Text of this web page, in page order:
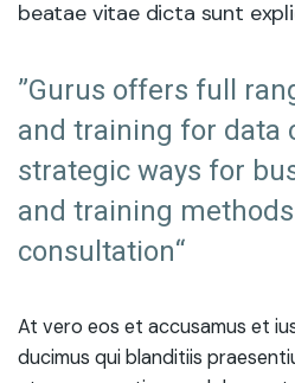
beatae vitae dicta sunt
”Gurus offers full
and training for data
strategic ways for
and training
consultation“
At vero eos et accusamus et
ducimus qui blanditiis